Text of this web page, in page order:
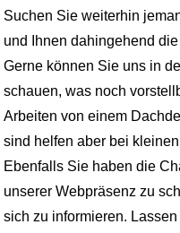
Suchen Sie weiterhin
und Ihnen dahingehend
Gerne können Sie uns in
schauen, was noch
Arbeiten von einem
sind helfen aber bei
Ebenfalls Sie haben die
unserer Webpräsenz zu
sich zu informieren.